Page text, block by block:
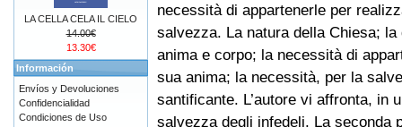
necessità di appartenerle per
salvezza. La natura della Chiesa;
anima e corpo; la necessità di
sua anima; la necessità, per la
santificante. L’autore vi affronta, in
salvezza degli infedeli. La seconda
LA CELLA CELA IL CIELO
14.00€
13.30€
Información
Envíos y Devoluciones
Confidencialidad
Condiciones de Uso